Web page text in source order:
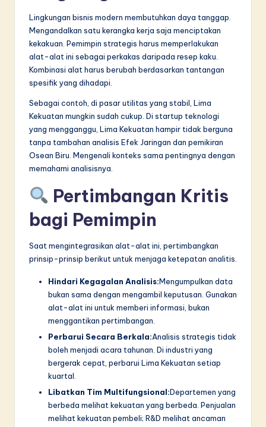
Lingkungan bisnis modern membutuhkan daya tanggap.
Mengandalkan satu kerangka kerja saja menciptakan
kekakuan. Pemimpin strategis harus memperlakukan
alat-alat ini sebagai perkakas daripada resep kaku.
Kombinasi alat harus berubah berdasarkan tantangan
spesifik yang dihadapi.
Sebagai contoh, di pasar utilitas yang stabil, Lima
Kekuatan mungkin sudah cukup. Di startup teknologi
yang mengganggu, Lima Kekuatan hampir tidak berguna
tanpa tambahan analisis Efek Jaringan dan pemikiran
Osean Biru. Mengenali konteks sama pentingnya dengan
memahami analisisnya.
Pertimbangan Kritis
bagi Pemimpin
Saat mengintegrasikan alat-alat ini, pertimbangkan
prinsip-prinsip berikut untuk menjaga ketepatan analitis.
Hindari Kegagalan Analisis:Mengumpulkan data
bukan sama dengan mengambil keputusan. Gunakan
alat-alat ini untuk memberi informasi, bukan
menggantikan pertimbangan.
Perbarui Secara Berkala:Analisis strategis tidak
boleh menjadi acara tahunan. Di industri yang
bergerak cepat, perbarui Lima Kekuatan setiap
kuartal.
Libatkan Tim Multifungsional:Departemen yang
berbeda melihat kekuatan yang berbeda. Penjualan
melihat kekuatan pembeli; R&D melihat ancaman